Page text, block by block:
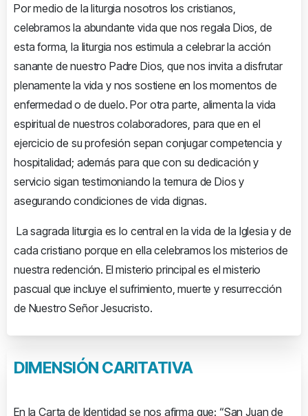
Por medio de la liturgia nosotros los cristianos,
celebramos la abundante vida que nos regala Dios, de
esta forma, la liturgia nos estimula a celebrar la acción
sanante de nuestro Padre Dios, que nos invita a disfrutar
plenamente la vida y nos sostiene en los momentos de
enfermedad o de duelo. Por otra parte, alimenta la vida
espiritual de nuestros colaboradores, para que en el
ejercicio de su profesión sepan conjugar competencia y
hospitalidad; además para que con su dedicación y
servicio sigan testimoniando la ternura de Dios y
asegurando condiciones de vida dignas.
La sagrada liturgia es lo central en la vida de la Iglesia y de
cada cristiano porque en ella celebramos los misterios de
nuestra redención. El misterio principal es el misterio
pascual que incluye el sufrimiento, muerte y resurrección
de Nuestro Señor Jesucristo.
DIMENSIÓN CARITATIVA
En la Carta de Identidad se nos afirma que: “San Juan de